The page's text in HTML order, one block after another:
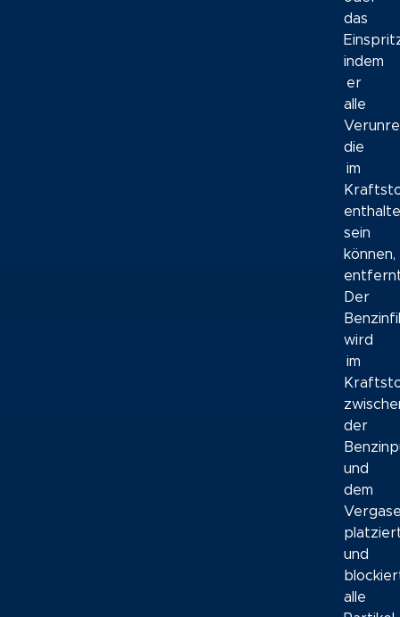
das
indem
er
alle
die
im
sein
können,
Der
wird
im
der
und
dem
und
alle